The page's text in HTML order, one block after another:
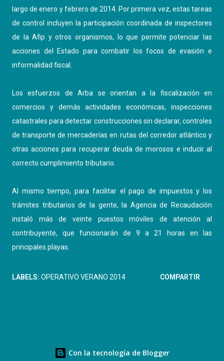
largo de enero y febrero de 2014. Por primera vez, estas tareas
de control incluyen la participación coordinada de inspectores
de la Afip y otros organismos, lo que permite potenciar las
acciones del Estado para combatir los focos de evasión e
informalidad fiscal.
Los esfuerzos de Arba se orientan a la fiscalización en
comercios y demás actividades económicas, inspecciones
catastrales para detectar construcciones sin declarar, controles
de transporte de mercaderías en rutas del corredor atlántico y
otras acciones para recuperar deuda de morosos e inducir al
correcto cumplimiento tributario.
Al mismo tiempo, para facilitar el pago de impuestos y los
trámites tributarios de la gente, la Agencia de Recaudación
instaló más de veinte puestos móviles de atención al
contribuyente, que funcionarán de 9 a 21 horas en las
principales playas.
LABELS: OPERATIVO VERANO 2014 COMPARTIR
Con la tecnología de Blogger